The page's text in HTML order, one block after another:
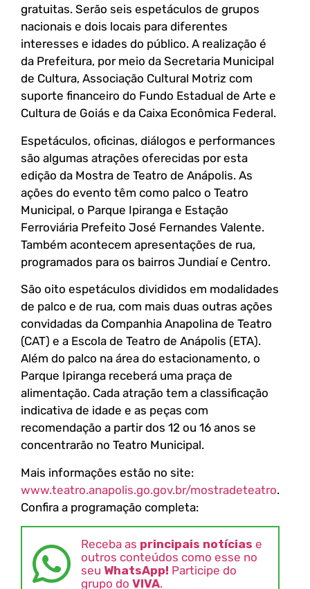
gratuitas. Serão seis espetáculos de grupos
nacionais e dois locais para diferentes
interesses e idades do público. A realização é
da Prefeitura, por meio da Secretaria Municipal
de Cultura, Associação Cultural Motriz com
suporte financeiro do Fundo Estadual de Arte e
Cultura de Goiás e da Caixa Econômica Federal.
Espetáculos, oficinas, diálogos e performances
são algumas atrações oferecidas por esta
edição da Mostra de Teatro de Anápolis. As
ações do evento têm como palco o Teatro
Municipal, o Parque Ipiranga e Estação
Ferroviária Prefeito José Fernandes Valente.
Também acontecem apresentações de rua,
programados para os bairros Jundiaí e Centro.
São oito espetáculos divididos em modalidades
de palco e de rua, com mais duas outras ações
convidadas da Companhia Anapolina de Teatro
(CAT) e a Escola de Teatro de Anápolis (ETA).
Além do palco na área do estacionamento, o
Parque Ipiranga receberá uma praça de
alimentação. Cada atração tem a classificação
indicativa de idade e as peças com
recomendação a partir dos 12 ou 16 anos se
concentrarão no Teatro Municipal.
Mais informações estão no site:
www.teatro.anapolis.go.gov.br/mostradeteatro.
Confira a programação completa:
Receba as principais notícias e
outros conteúdos como esse no
seu WhatsApp! Participe do
grupo do VIVA.